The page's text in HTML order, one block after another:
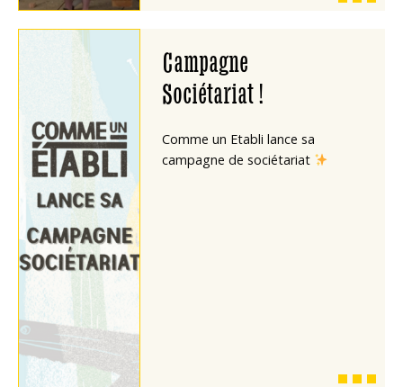
Campagne
Sociétariat !
Comme un Etabli lance sa
campagne de sociétariat